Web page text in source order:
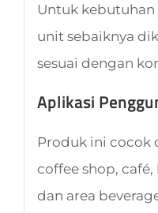
Untuk
unit sebaiknya
sesuai dengan
Aplikasi
Produk ini
coffee shop,
dan area